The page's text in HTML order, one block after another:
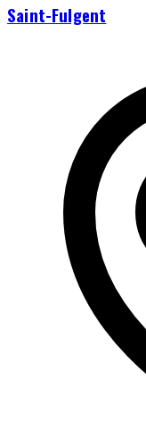
Saint-Fulgent